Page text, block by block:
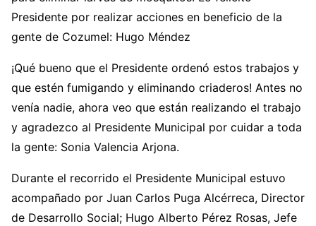
Presidente por realizar acciones en beneficio de la
gente de Cozumel: Hugo Méndez
¡Qué bueno que el Presidente ordenó estos trabajos y
que estén fumigando y eliminando criaderos! Antes no
venía nadie, ahora veo que están realizando el trabajo
y agradezco al Presidente Municipal por cuidar a toda
la gente: Sonia Valencia Arjona.
Durante el recorrido el Presidente Municipal estuvo
acompañado por Juan Carlos Puga Alcérreca, Director
de Desarrollo Social; Hugo Alberto Pérez Rosas, Jefe